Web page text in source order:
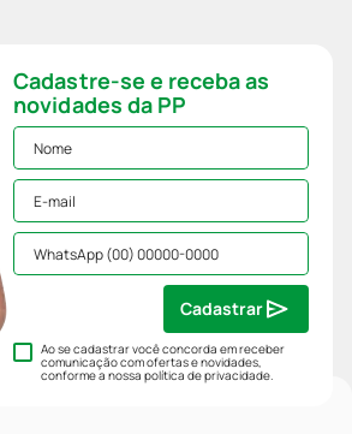
Cadastre-se e receba as
novidades da PP
Ao se cadastrar você concorda em receber
comunicação com ofertas e novidades,
conforme a nossapolítica de privacidade.
Cadastrar